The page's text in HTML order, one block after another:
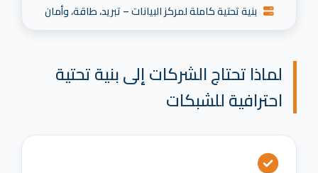
بنية تحتية كاملة لمركز البيانات – تبريد، طاقة، وأمان
لماذا تحتاج الشركات إلى بنية تحتية
احترافية للشبكات